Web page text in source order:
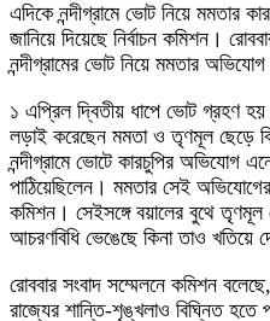
এদিকে নন্দীগ্রামে ভোট নিয়ে মমতার
জানিয়ে দিয়েছে নির্বাচন কমিশন।
নন্দীগ্রামের ভোট নিয়ে মমতার
১ এপ্রিল দ্বিতীয় ধাপে ভোট গ্রহণ
লড়াই করেছেন মমতা ও তৃণমূল ছেড়ে
নন্দীগ্রামে ভোটে কারচুপির অভিযোগ
পাঠিয়েছিলেন। মমতার সেই
কমিশন। সেইসঙ্গে বয়ালের বুথে তৃণমূল
আচরণবিধি ভেঙেছে কিনা তাও খতিয়ে
রোববার সংবাদ সম্মেলনে কমিশন
রাজ্যের শান্তি-শৃঙ্খলাও বিঘ্নিত